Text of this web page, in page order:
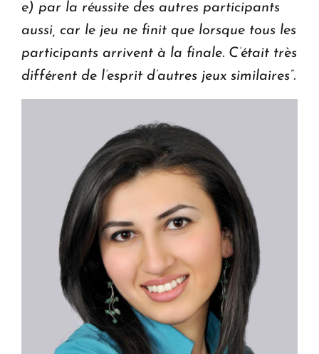
e) par la réussite des autres participants
aussi, car le jeu ne finit que lorsque tous les
participants arrivent à la finale. C’était très
différent de l’esprit d’autres jeux similaires”.